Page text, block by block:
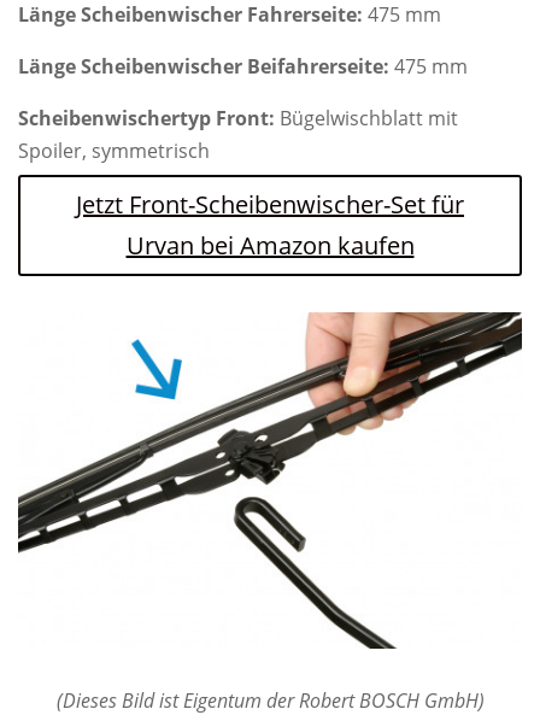
Länge Scheibenwischer Fahrerseite: 475 mm
Länge Scheibenwischer Beifahrerseite: 475 mm
Scheibenwischertyp Front: Bügelwischblatt mit
Spoiler, symmetrisch
Jetzt Front-Scheibenwischer-Set für
Urvan bei Amazon kaufen
(Dieses Bild ist Eigentum der Robert BOSCH GmbH)